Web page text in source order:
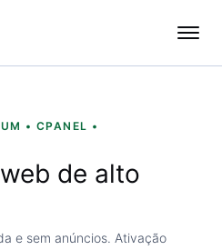
• CPANEL •
de alto
e sem anúncios. Ativação